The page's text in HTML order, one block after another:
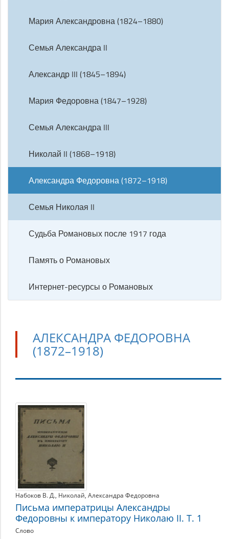
Мария Александровна (1824–1880)
Семья Александра II
Александр III (1845–1894)
Мария Федоровна (1847–1928)
Семья Александра III
Николай II (1868–1918)
Александра Федоровна (1872–1918)
Семья Николая II
Судьба Романовых после 1917 года
Память о Романовых
Интернет-ресурсы о Романовых
АЛЕКСАНДРА ФЕДОРОВНА
(1872–1918)
Александра
Федоровна
(1872–
1918)
Набоков В. Д., Николай, Александра Федоровна
Письма императрицы Александры
Федоровны к императору Николаю II. Т. 1
Слово